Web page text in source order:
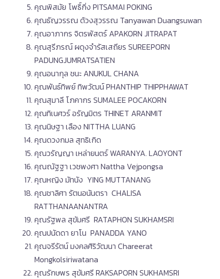
คุณพิสมัย โพธิ์กิ่ง PITSAMAI POKING
คุณธัญวรรณ ด้วงสุวรรณ Tanyawan Duangsuwan
คุณอาภากร จิตรพัสตร์ APAKORN JITRAPAT
คุณสุรีภรณ์ ผดุงจำรัสเสถียร SUREEPORN
PADUNGJUMRATSATIEN
คุณอนากุล ชนะ ANUKUL CHANA
คุณพันธ์ทิพย์ ทิพวัฒน์ PHANTHIP THIPPHAWAT
คุณสุมาลี โภคากร SUMALEE POCAKORN
คุณทิเนศวร์ อรัญมิตร THINET ARANMIT
คุณนิษฐา เลือง NITTHA LUANG
คุณดวงกมล สุทธิเกิด
คุณวรัญญา เหล่ายนตร์ WARANYA. LAOYONT
คุณณัฐฐา เวชพงศา Nattha Vejpongsa
คุณหญิง มัทนัง YING MUTTANANG
คุณชาลิศา รัตนอนันตรา CHALISA
RATTHANAANANTRA
คุณรัฐพล สุขัมศรี RATAPHON SUKHAMSRI
คุณปนัดดา ยาโน PANADDA YANO
คุณจรีรัตน์ มงคลศิริวัฒนา Chareerat
Mongkolsiriwatana
คุณรักษพร สุขัมศรี RAKSAPORN SUKHAMSRI